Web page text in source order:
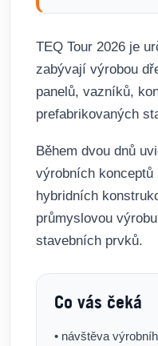
TEQ Tour 2026 je
zabývají výrobou
panelů, vazníků,
prefabrikovaných
Během dvou dnů
výrobních konceptů
hybridních
průmyslovou
stavebních prvků.
Co vás čeká
• návštěva